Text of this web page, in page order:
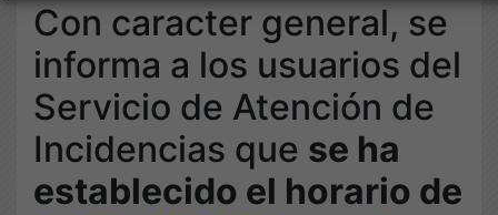
Con caracter general, se
informa a los usuarios del
Servicio de Atención de
Incidencias que se ha
establecido el horario de